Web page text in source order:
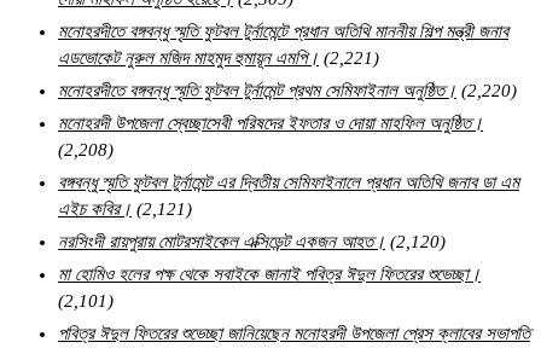
মনোহরদীতে বঙ্গবন্ধু স্মৃতি ফুটবল টুর্নামেন্টে প্রধান অতিথি মাননীয় শিল্প মন্ত্রী জনাব
এডভোকেট নুরুল মজিদ মাহমুদ হুমায়ূন এমপি। (2,221)
মনোহরদীতে বঙ্গবন্ধু স্মৃতি ফুটবল টুর্নামেন্ট প্রথম সেমিফাইনাল অনুষ্ঠিত। (2,220)
মনোহরদী উপজেলা স্বেচ্ছাসেবী পরিষদের ইফতার ও দোয়া মাহফিল অনুষ্ঠিত।
(2,208)
বঙ্গবন্ধু স্মৃতি ফুটবল টুর্নামেন্ট এর দ্বিতীয় সেমিফাইনালে প্রধান অতিথি জনাব ডা এম
এইচ কবির। (2,121)
নরসিংদী রায়পুরায় মোটরসাইকেল এক্সিডেন্ট একজন আহত। (2,120)
মা হোমিও হলের পক্ষ থেকে সবাইকে জানাই পবিত্র ঈদুল ফিতরের শুভেচ্ছা।
(2,101)
পবিত্র ঈদুল ফিতরের শুভেচ্ছা জানিয়েছেন মনোহরদী উপজেলা প্রেস ক্লাবের সভাপতি